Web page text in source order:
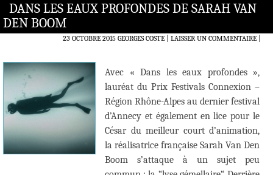
DANS LES EAUX PROFONDES DE SARAH VAN
DEN BOOM
23 OCTOBRE 2015 GEORGES COSTE LAISSER UN COMMENTAIRE|
Avec « Dans les eaux profondes »,
lauréat du Prix Festivals Connexion –
Région Rhône-Alpes au dernier festival
d’Annecy et également en lice pour le
César du meilleur court d’animation,
la réalisatrice française Sarah Van Den
Boom s’attaque à un sujet peu